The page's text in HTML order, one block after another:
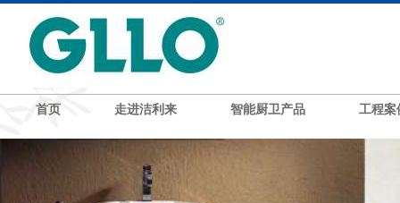
首页 走进洁利来 智能厨卫产品 工程案